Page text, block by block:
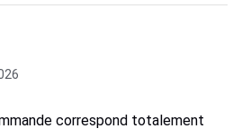
correspond totalement